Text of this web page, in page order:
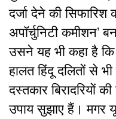
दर्जा देने की सिफारिश
अपॉर्चुनिटी कमीशन’
उसने यह भी कहा है कि
हालत हिंदू दलितों से भी
दस्तकार बिरादरियों की
उपाय सुझाए हैं। मगर